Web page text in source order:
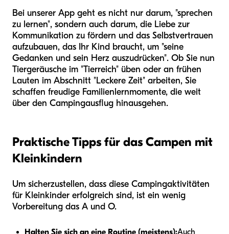
Bei unserer App geht es nicht nur darum, "sprechen
zu lernen", sondern auch darum, die Liebe zur
Kommunikation zu fördern und das Selbstvertrauen
aufzubauen, das Ihr Kind braucht, um "seine
Gedanken und sein Herz auszudrücken". Ob Sie nun
Tiergeräusche im "Tierreich" üben oder an frühen
Lauten im Abschnitt "Leckere Zeit" arbeiten, Sie
schaffen freudige Familienlernmomente, die weit
über den Campingausflug hinausgehen.
Praktische Tipps für das Campen mit
Kleinkindern
Um sicherzustellen, dass diese Campingaktivitäten
für Kleinkinder erfolgreich sind, ist ein wenig
Vorbereitung das A und O.
Halten Sie sich an eine Routine (meistens):Auch